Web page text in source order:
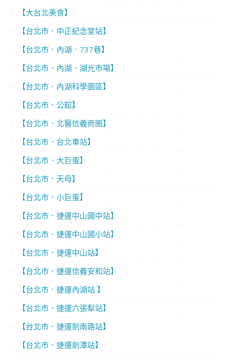
【大台北美食】
【台北市．中正紀念堂站】
【台北市．內湖．737巷】
【台北市．內湖．湖光市場】
【台北市．內湖科學園區】
【台北市．公館】
【台北市．北醫信義商圈】
【台北市．台北車站】
【台北市．大巨蛋】
【台北市．天母】
【台北市．小巨蛋】
【台北市．捷運中山國中站】
【台北市．捷運中山國小站】
【台北市．捷運中山站】
【台北市．捷運信義安和站】
【台北市．捷運內湖站 】
【台北市．捷運六張犁站】
【台北市．捷運劍南路站】
【台北市．捷運劍潭站】